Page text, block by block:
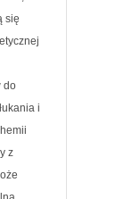
się
do
i
z